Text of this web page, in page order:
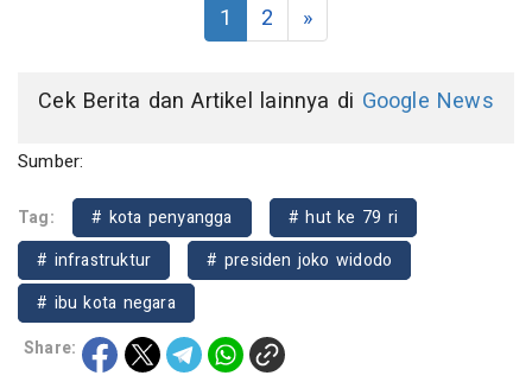
1 2 »
Cek Berita dan Artikel lainnya di Google News
Sumber:
Tag: # kota penyangga
# hut ke 79 ri
# infrastruktur
# presiden joko widodo
# ibu kota negara
Share: